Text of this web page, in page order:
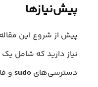
پیش‌نیازها
پیش از شروع این
نیاز دارید که شامل یک
دسترسی‌های sudo و